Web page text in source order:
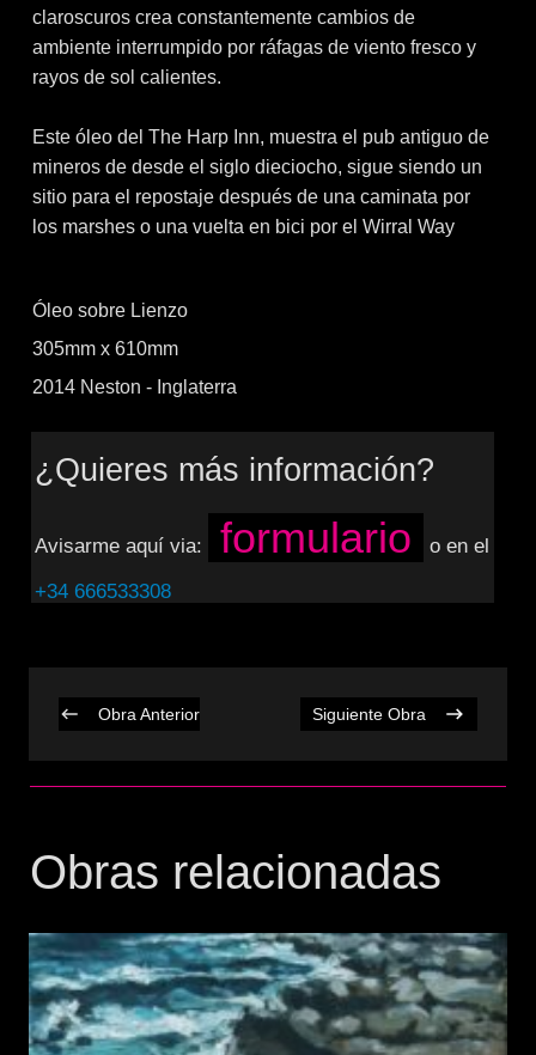
claroscuros crea constantemente cambios de
ambiente interrumpido por ráfagas de viento fresco y
rayos de sol calientes.
Este óleo del The Harp Inn, muestra el pub antiguo de
mineros de desde el siglo dieciocho, sigue siendo un
sitio para el repostaje después de una caminata por
los marshes o una vuelta en bici por el Wirral Way
Óleo sobre Lienzo
305mm x 610mm
2014 Neston - Inglaterra
¿Quieres más información?
Avisarme aquí via: formulario
o en el
+34 666533308
Obra Anterior Siguiente Obra
Obras relacionadas